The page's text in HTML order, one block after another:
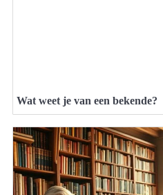
Wat weet je van een bekende?